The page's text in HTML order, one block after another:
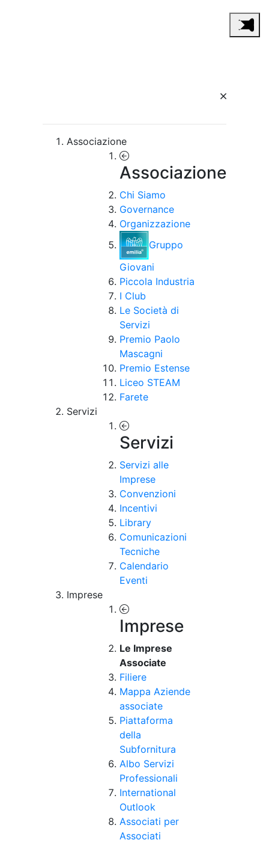
Associazione
Associazione
Chi Siamo
Governance
Organizzazione
Gruppo
Giovani
Piccola Industria
I Club
Le Società di
Servizi
Premio Paolo
Mascagni
Premio Estense
Liceo STEAM
Farete
Servizi
Servizi
Servizi alle
Imprese
Convenzioni
Incentivi
Library
Comunicazioni
Tecniche
Calendario
Eventi
Imprese
Imprese
Le Imprese
Associate
Filiere
Mappa Aziende
associate
Piattaforma
della
Subfornitura
Albo Servizi
Professionali
International
Outlook
Associati per
Associati